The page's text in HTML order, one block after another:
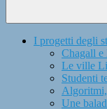
I progetti degli
Chagall e
Le ville
Studenti
Une